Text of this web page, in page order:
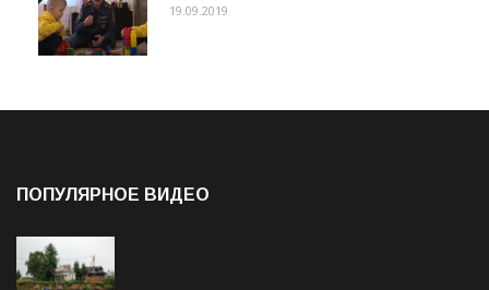
19.09.2019
ПОПУЛЯРНОЕ ВИДЕО